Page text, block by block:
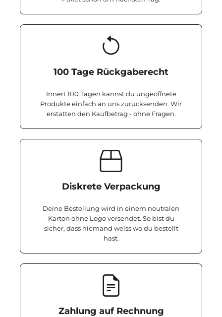
100 Tage Rückgaberecht
Innert 100 Tagen kannst du ungeöffnete
Produkte einfach an uns zurücksenden. Wir
erstatten den Kaufbetrag - ohne Fragen.
Diskrete Verpackung
Deine Bestellung wird in einem neutralen
Karton ohne Logo versendet. So bist du
sicher, dass niemand weiss wo du bestellt
hast.
Zahlung auf Rechnung